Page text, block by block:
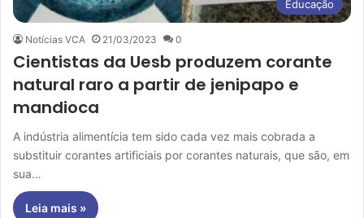
Educação
Notícias VCA 21/03/2023 0
Cientistas da Uesb produzem corante
natural raro a partir de jenipapo e
mandioca
A indústria alimentícia tem sido cada vez mais cobrada a
substituir corantes artificiais por corantes naturais, que são, em
sua…
Leia mais »